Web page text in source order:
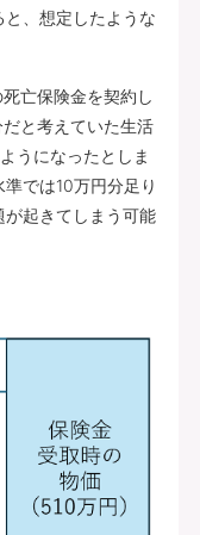
、想定したような
亡保険金を契約し
と考えていた生活
うになったとしま
では10万円分足り
起きてしまう可能